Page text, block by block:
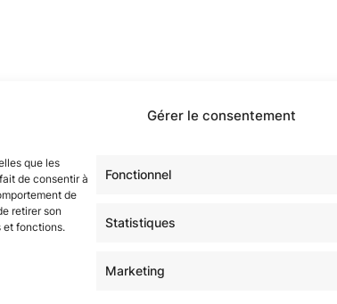
Gérer le consentement
que les
de consentir à
de
retirer son
et fonctions.
Fonctionnel
Statistiques
Marketing